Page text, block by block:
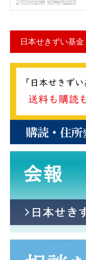
日本せきずい基金